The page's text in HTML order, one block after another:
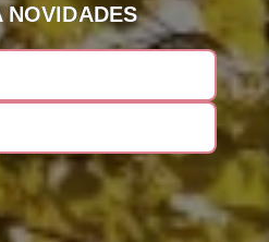
NOVIDADES